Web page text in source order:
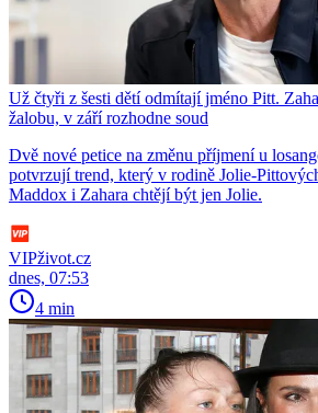
Už čtyři z šesti dětí odmítají jméno Pitt.
žalobu, v září rozhodne soud
Dvě nové petice na změnu příjmení u
potvrzují trend, který v rodině Jolie-
Maddox i Zahara chtějí být jen Jolie.
VIPživot.cz
dnes, 07:53
4 min